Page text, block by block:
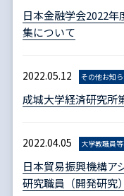
日本金融学会2022
集について
2022.05.12 その他お知
成城大学経済研究所
2022.04.05 大学教職員
日本貿易振興機構
研究職員（開発研究